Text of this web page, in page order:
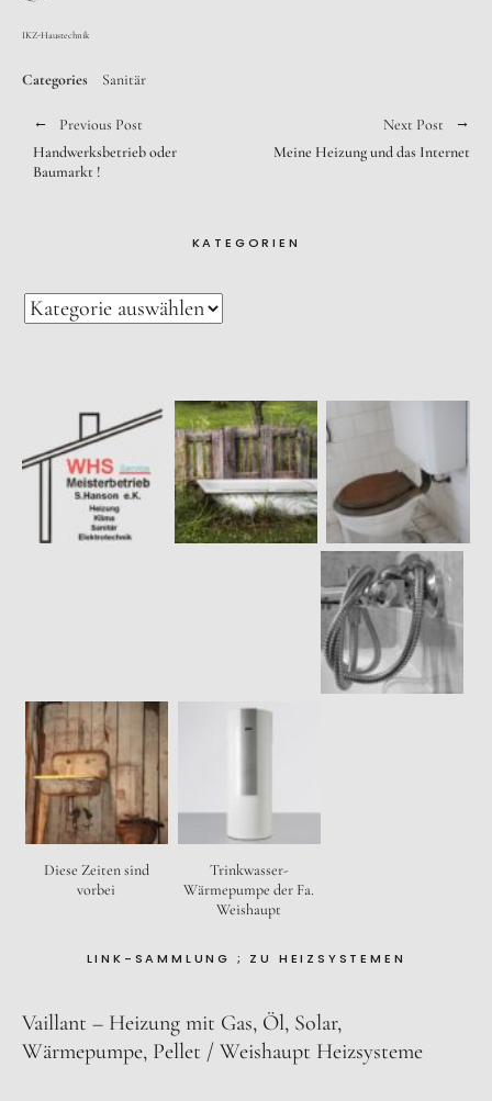
IKZ-Haustechnik
Categories Sanitär
Previous Post
Handwerksbetrieb oder
Baumarkt !
Next Post
Meine Heizung und das Internet
KATEGORIEN
Diese Zeiten sind
vorbei
Trinkwasser-
Wärmepumpe der Fa.
Weishaupt
LINK-SAMMLUNG ; ZU HEIZSYSTEMEN
Vaillant – Heizung mit Gas, Öl, Solar,
Wärmepumpe, Pellet
Weishaupt Heizsysteme